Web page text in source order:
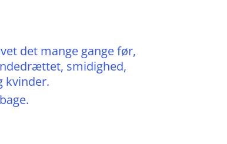
det mange gange før,
smidighed,
kvinder.